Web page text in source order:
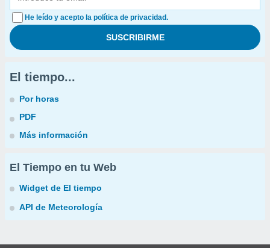
He leído y acepto la política de privacidad.
El tiempo...
Por horas
PDF
Más información
El Tiempo en tu Web
Widget de El tiempo
API de Meteorología